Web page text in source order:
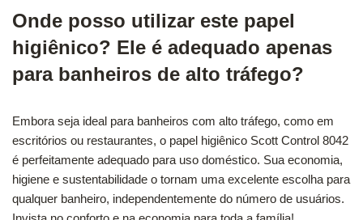
Onde posso utilizar este papel
higiênico? Ele é adequado apenas
para banheiros de alto tráfego?
Embora seja ideal para banheiros com alto tráfego, como em
escritórios ou restaurantes, o papel higiênico Scott Control 8042
é perfeitamente adequado para uso doméstico. Sua economia,
higiene e sustentabilidade o tornam uma excelente escolha para
qualquer banheiro, independentemente do número de usuários.